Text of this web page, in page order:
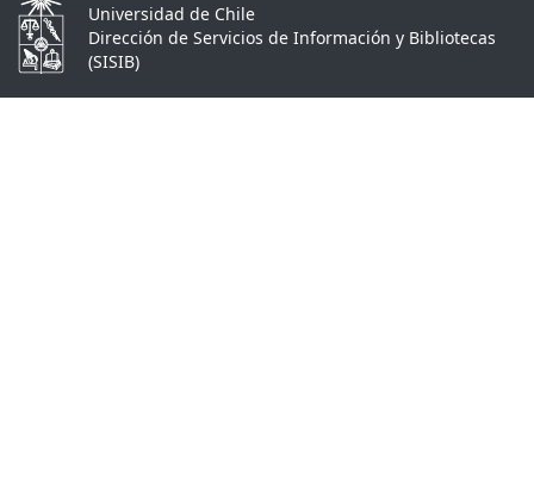
Universidad de Chile
Dirección de Servicios de Información y Bibliotecas
(SISIB)